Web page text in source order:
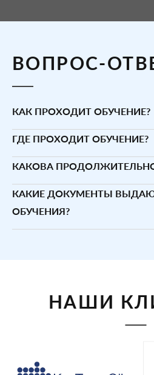
ВОПРОС-
КАК ПРОХОДИТ ОБУЧЕНИЕ?
ГДЕ ПРОХОДИТ ОБУЧЕНИЕ?
КАКОВА
КАКИЕ ДОКУМЕНТЫ
ОБУЧЕНИЯ?
НАШИ